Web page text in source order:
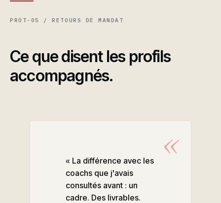
PROT-05 / RETOURS DE MANDAT
Ce que disent les profils
accompagnés.
« La différence avec les
coachs que j'avais
consultés avant : un
cadre. Des livrables.